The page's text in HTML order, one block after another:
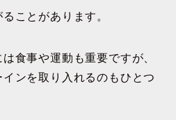
ことがあります。
食事や運動も重要ですが、
ンを取り入れるのもひとつ